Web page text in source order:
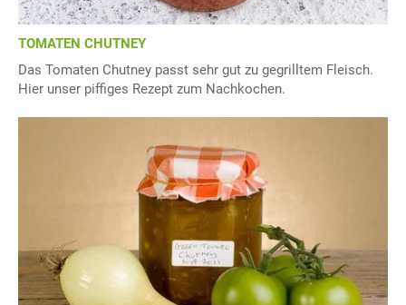
TOMATEN CHUTNEY
Das Tomaten Chutney passt sehr gut zu gegrilltem Fleisch.
Hier unser piffiges Rezept zum Nachkochen.